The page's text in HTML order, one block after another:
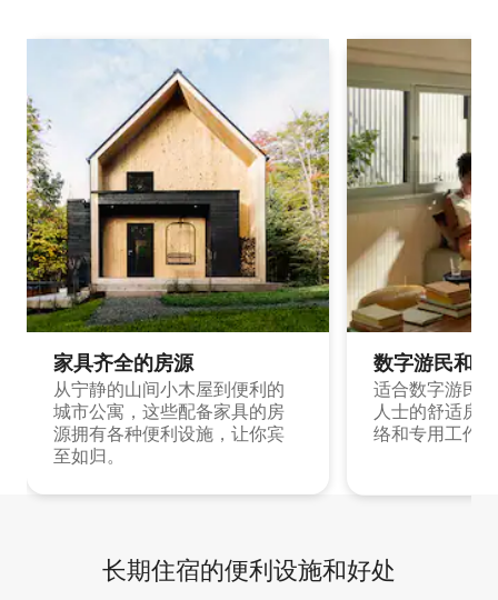
家具齐全的房源
从宁静的山间小木屋到便利的
城市公寓，这些配备家具的房
源拥有各种便利设施，让你宾
至如归。
数字游民和
适合数字游民
人士的舒适房
络和专用工作
长期住宿的便利设施和好处